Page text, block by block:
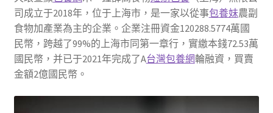
司成立于2018年，位于上海市，是一家以從事包養妹農副
食物加產業為主的企業。企業注冊資金120288.5774萬國
民幣，跨越了99%的上海市同第一章行，實繳本錢72.53萬
國民幣，并已于2021年完成了A台灣包養網輪融資，買賣
金額2億國民幣。